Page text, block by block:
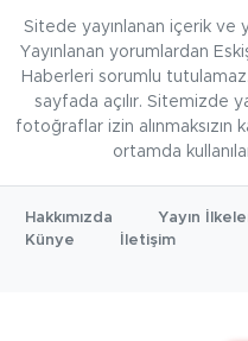
Sitede yayınlanan içerik ve
Yayınlanan yorumlardan
Haberleri sorumlu
sayfada açılır. Sitemizde
fotoğraflar izin
ortamda
Hakkımızda
Yayın
Künye
İletişim